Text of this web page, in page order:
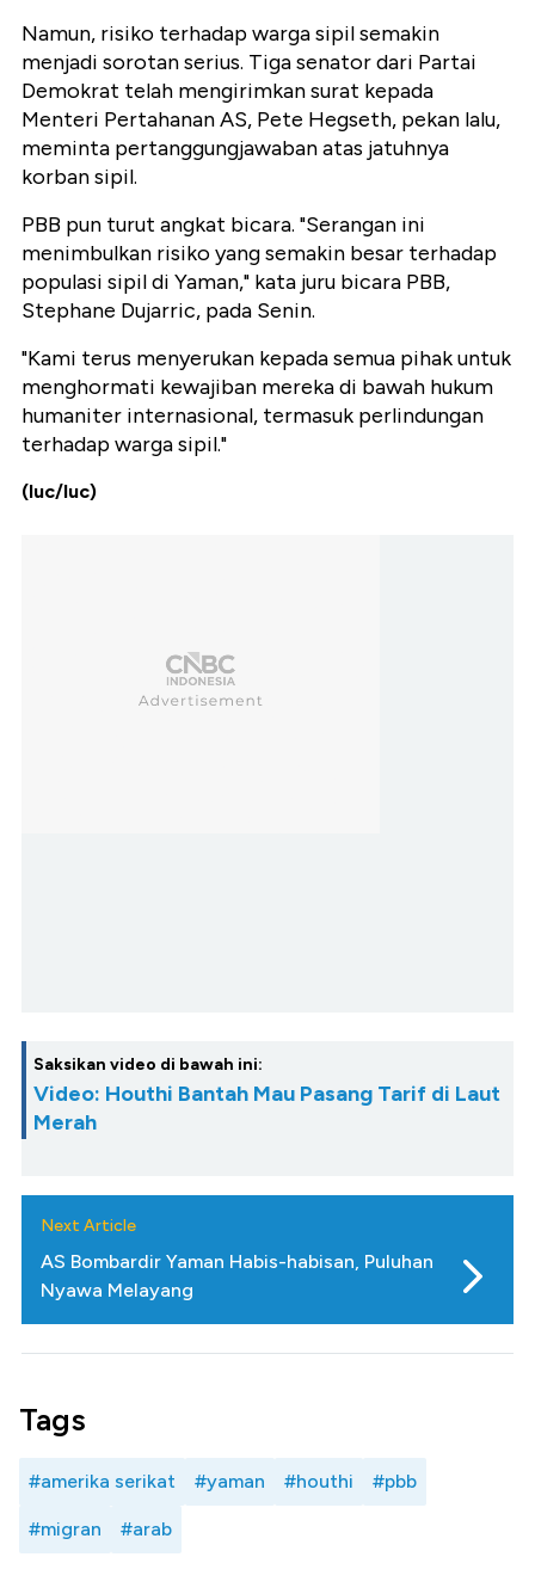
Namun, risiko terhadap warga sipil semakin
menjadi sorotan serius. Tiga senator dari Partai
Demokrat telah mengirimkan surat kepada
Menteri Pertahanan AS, Pete Hegseth, pekan lalu,
meminta pertanggungjawaban atas jatuhnya
korban sipil.
PBB pun turut angkat bicara. "Serangan ini
menimbulkan risiko yang semakin besar terhadap
populasi sipil di Yaman," kata juru bicara PBB,
Stephane Dujarric, pada Senin.
"Kami terus menyerukan kepada semua pihak untuk
menghormati kewajiban mereka di bawah hukum
humaniter internasional, termasuk perlindungan
terhadap warga sipil."
(luc/luc)
Saksikan video di bawah ini:
Video: Houthi Bantah Mau Pasang Tarif di Laut
Merah
Next Article
AS Bombardir Yaman Habis-habisan, Puluhan
Nyawa Melayang
Tags
#amerika serikat #yaman #houthi #pbb
#migran #arab